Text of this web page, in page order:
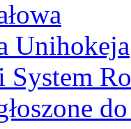
Unihokeja
System